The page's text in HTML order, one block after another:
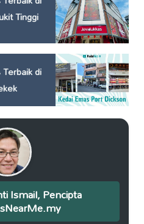
Tinggi
di
Ismail, Pencipta